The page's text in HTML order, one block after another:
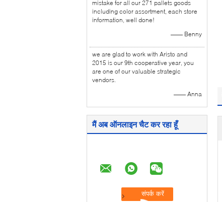
mistake for all our 271 pallets goods
including color assortment, each store
information, well done!
—— Benny
we are glad to work with Aristo and
2015 is our 9th cooperative year, you
are one of our valuable strategic
vendors.
—— Anna
मैं अब ऑनलाइन चैट कर रहा हूँ